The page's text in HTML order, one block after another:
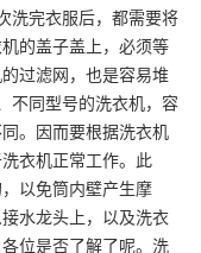
洗完衣服后，都需要将
的盖子盖上，必须等
过滤网，也是容易堆
不同型号的洗衣机，容
。因而要根据洗衣机
衣机正常工作。此
以免筒内壁产生摩
水龙头上，以及洗衣
位是否了解了呢。洗